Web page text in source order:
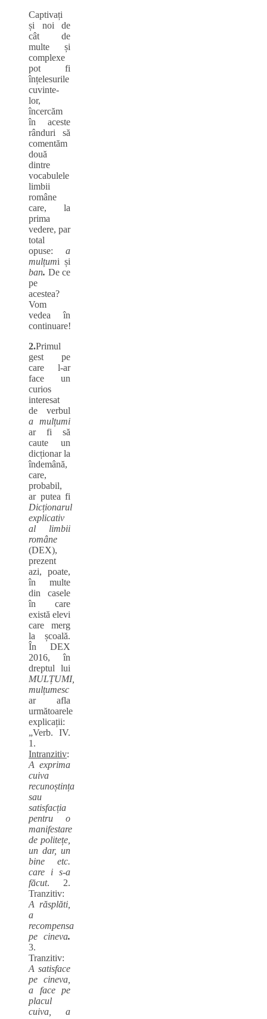
Captivați
și noi de
cât de
multe și
complexe
pot fi
înțelesurile
cuvinte-
lor,
încercăm
în aceste
rânduri să
comentăm
două
dintre
vocabulele
limbii
române
care, la
prima
vedere, par
total
opuse: a
mulțumi și
ban. De ce
pe
acestea?
Vom
vedea în
continuare!
2.Primul
gest pe
care l-ar
face un
curios
interesat
de verbul
a mulțumi
ar fi să
caute un
dicționar la
îndemână,
care,
probabil,
ar putea fi
Dicționarul
explicativ
al limbii
române
(DEX),
prezent
azi, poate,
în multe
din casele
în care
există elevi
care merg
la școală.
În DEX
2016, în
dreptul lui
MULȚUMI,
mulțumesc
ar afla
următoarele
explicații:
„Verb. IV.
1.
Intranzitiv:
A exprima
cuiva
recunoștința
sau
satisfacția
pentru o
manifestare
de politețe,
un dar, un
bine etc.
care i s-a
făcut. 2.
Tranzitiv:
A răsplăti,
a
recompensa
pe cineva.
3.
Tranzitiv:
A satisface
pe cineva,
a face pe
placul
cuiva, a